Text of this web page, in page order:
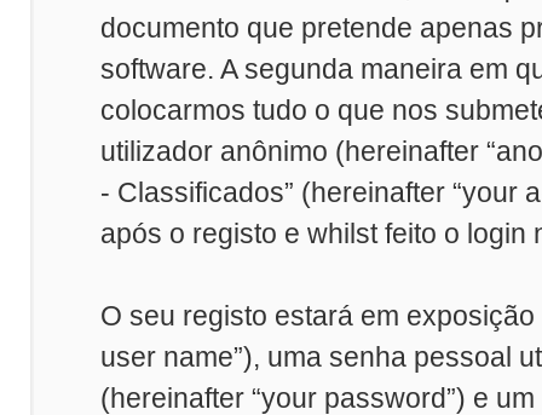
documento que pretende apenas
software. A segunda maneira em
colocarmos tudo o que nos
utilizador anônimo (hereinafter
- Classificados” (hereinafter “your
após o registo e whilst feito o login
O seu registo estará em
user name”), uma senha pessoal
(hereinafter “your password”) e